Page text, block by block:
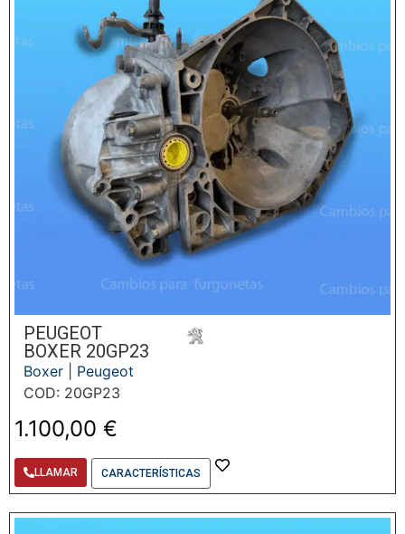
PEUGEOT
BOXER 20GP23
Boxer
Peugeot
COD: 20GP23
1.100,00 €
LLAMAR CARACTERÍSTICAS